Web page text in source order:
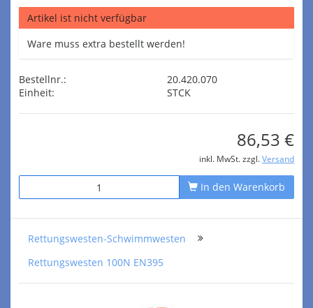
Artikel ist nicht verfügbar
Ware muss extra bestellt werden!
Bestellnr.:
20.420.070
Einheit:
STCK
86,53 €
inkl. MwSt. zzgl. Versand
In den Warenkorb
Rettungswesten-Schwimmwesten
Rettungswesten 100N EN395